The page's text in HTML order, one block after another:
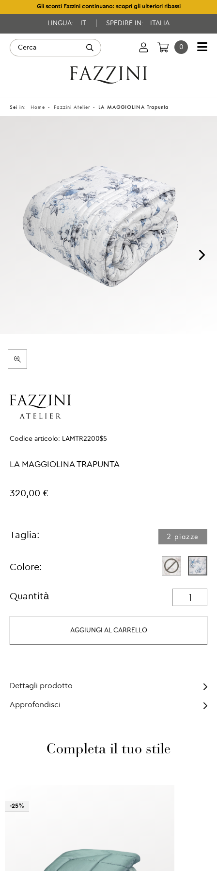
Gli sconti Fazzini continuano: scopri gli ulteriori ribassi
LINGUA: SPEDIRE IN: ITALIA
0
Sei in: Home Fazzini Atelier LA MAGGIOLINA Trapunta
Codice articolo: LAMTR2200$5
LA MAGGIOLINA TRAPUNTA
320,00 €
Taglia: 2 piazze
Colore:
Quantità
AGGIUNGI AL CARRELLO
Dettagli prodotto
Approfondisci
Completa il tuo stile
-25%